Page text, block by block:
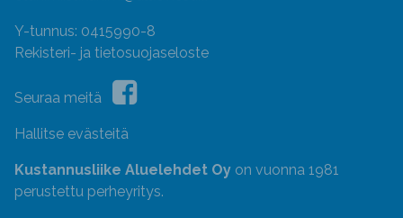
Y-tunnus: 0415990-8
Rekisteri- ja tietosuojaseloste
Seuraa meitä
Hallitse evästeitä
Kustannusliike Aluelehdet Oy on vuonna 1981
perustettu perheyritys.